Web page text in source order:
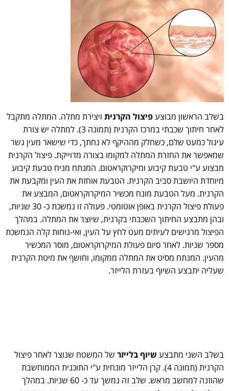
בשלב הראשון מבוצעפיצול הקרנית ויצירת מתלה. המתלה מתקבל
לאחר חיתוך שכבתי במרכז הקרנית (תמונה 3). למתלה יש צורת
עיגול כמעט שלם, כשחלק מההיקף לא נחתך, כדי שישאר מעין גשר
שמאפשר את החזרת המתלה למקומו בצורה מדוייקת. פיצול הקרנית
מבצוע ע"י טבעת קיבוע ומיקרוקראטום. המנתח מניח טבעת קיבוע
מיוחדת היושבת סביב הקרנית. הטבעת אוחזת את העין ומקבעת את
הקרנית. מעל הטבעת מונח מכשיר המיקרוקראטום, המבצע את
פעולת פיצול הקרנית באופן אוטומטי. פעולה זו נמשכת כ- 30 שניות,
ובהן מתבצע החיתוך השכבתי בקרנית, שיוצר את המתלה. במהלך
הפיצול מרגישים לעיתים מעט לחץ על העין, ואי-נוחות קלה הנמשכת
מספר שניות. לאחר סיום פעולת המיקרוקראטום, מוסר המכשיר
מהעין. המנתח מסיט את המתלה ממקומו, וחושף את מיטת הקרנית
שעליה יתבצע השיוף בעזרת הלייזר.
בשלב השני מתבצע שיוף בלייזר של המשטח שנוצר לאחר פיצול
הקרנית (תמונה 4). קרן הלייזר מונחית ע"י התוכנית הממוחשבת
שהוזנה למחשב מראש. שלב זה נמשך עד כ- 60 שניות. במהלך